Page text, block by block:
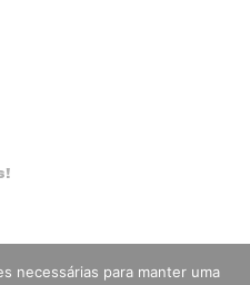
necessárias para manter uma